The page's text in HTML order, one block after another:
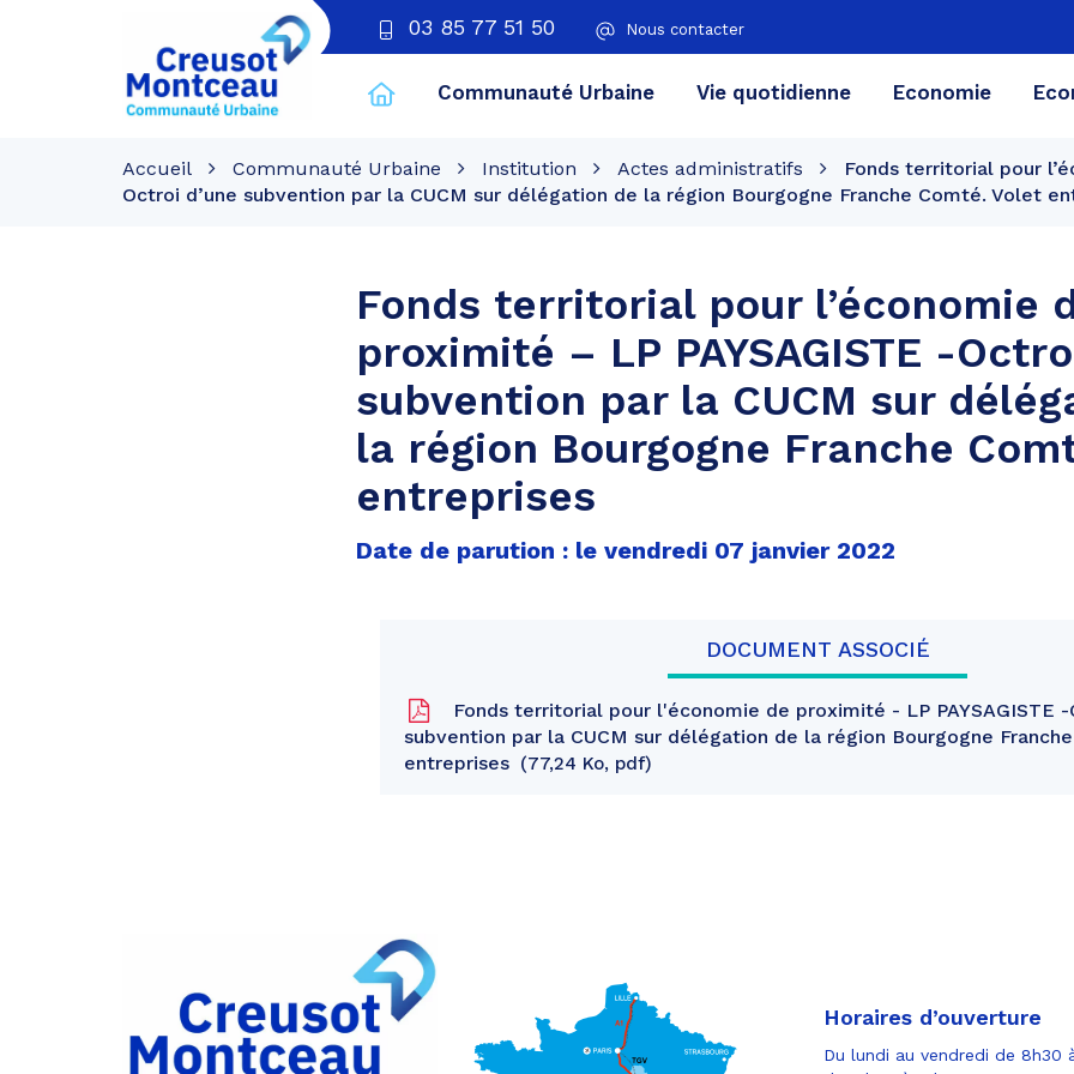
03 85 77 51 50 Nous contacter
Creusot
Montceau
Communauté Urbaine Vie quotidienne Economie
Accueil Communauté Urbaine Institution Actes administratifs
Fonds territorial pour
Octroi d’une subvention par la CUCM sur délégation de la région Bourgogne Franche Comté. Volet
Fonds territorial pour l’économie
proximité – LP PAYSAGISTE -
subvention par la CUCM sur
la région Bourgogne Franche
entreprises
Date de parution : le vendredi 07 janvier 2022
DOCUMENT ASSOCIÉ
Fonds territorial pour l'économie de proximité - LP PAYSAGISTE
subvention par la CUCM sur délégation de la région Bourgogne
entreprises
77,24 Ko, pdf
Partager
sur
Facebook
Partager
Horaires d’ouverture
Du lundi au vendredi de 8h30